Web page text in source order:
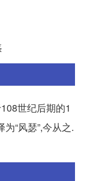
世纪后期的1
“风瑟”,今从之.